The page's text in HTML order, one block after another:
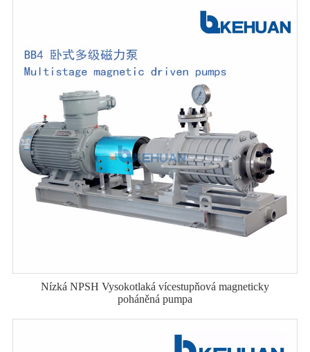
Nízká NPSH Vysokotlaká vícestupňová magneticky
poháněná pumpa